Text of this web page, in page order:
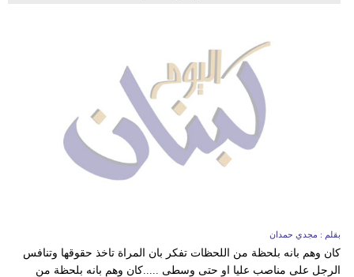
بقلم : مجدي حمدان
كان وهم بانه بلحظة من اللحظات تفكر بان المراة تاخذ حقوقها وتنافس
الرجل على مناصب عليا او حتى وسطى .....كان وهم بانه بلحظة من